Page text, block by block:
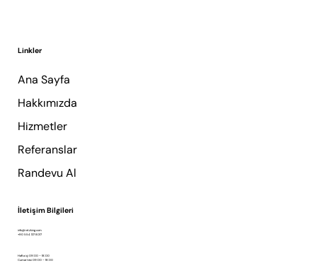
İletişim Bilgileri
info@retzking.com
+90 554 137 8017
Hafta içi 09:00 – 18:00
Cumartesi 09:00 – 18:00
Linkler
Ana Sayfa
Hakkımızda
Hizmetler
Referanslar
Randevu Al